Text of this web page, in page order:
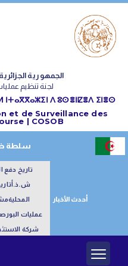
الجمهورية
لجنة تنظيم
ⴷ ⵓⵙⴻⵏⵇⴻⴷ ⵉⵏⴻⵙ
et de Surveillance des
| COSOB
سلطة
أحدث الأخبار
تاريخ دفع
ش.ذ.أ
المحلية
عمليات
شركة الاستثمار